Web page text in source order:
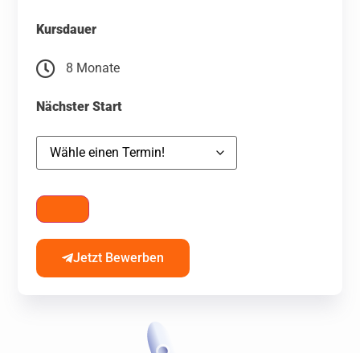
Kursdauer
8 Monate
Nächster Start
Jetzt Bewerben